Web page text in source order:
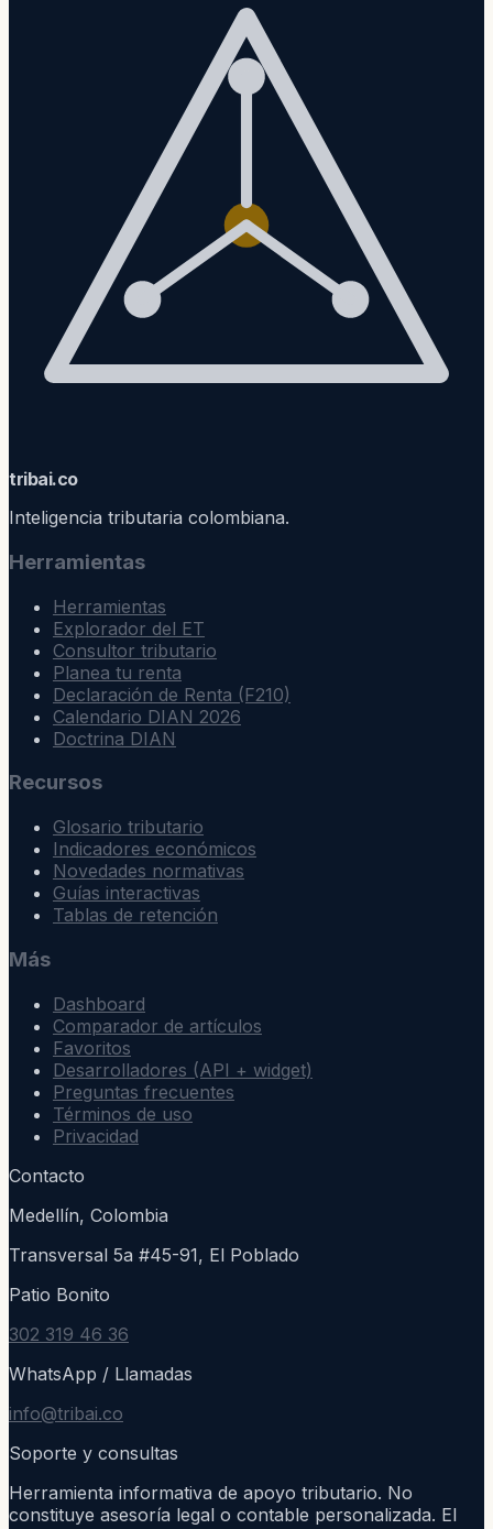
tribai.co
Inteligencia tributaria colombiana.
Herramientas
Herramientas
Explorador del ET
Consultor tributario
Planea tu renta
Declaración de Renta (F210)
Calendario DIAN 2026
Doctrina DIAN
Recursos
Glosario tributario
Indicadores económicos
Novedades normativas
Guías interactivas
Tablas de retención
Más
Dashboard
Comparador de artículos
Favoritos
Desarrolladores (API + widget)
Preguntas frecuentes
Términos de uso
Privacidad
Contacto
Medellín, Colombia
Transversal 5a #45-91, El Poblado
Patio Bonito
302 319 46 36
WhatsApp / Llamadas
info@tribai.co
Soporte y consultas
Herramienta informativa de apoyo tributario. No
constituye asesoría legal o contable personalizada. El